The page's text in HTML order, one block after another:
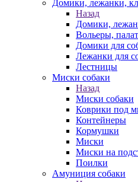
Домики, лежанки,
Назад
Домики,
Вольеры,
Домики для
Лежанки для
Лестницы
Миски собаки
Назад
Миски собаки
Коврики под
Контейнеры
Кормушки
Миски
Миски на
Поилки
Амуниция собаки